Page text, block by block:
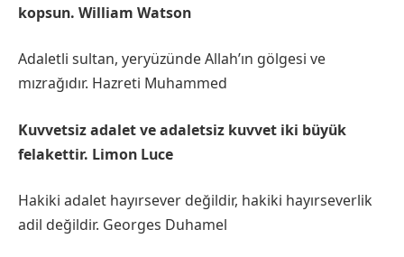
kopsun. William Watson
Adaletli sultan, yeryüzünde Allah’ın gölgesi ve
mızrağıdır. Hazreti Muhammed
Kuvvetsiz adalet ve adaletsiz kuvvet iki büyük
felakettir. Limon Luce
Hakiki adalet hayırsever değildir, hakiki hayırseverlik
adil değildir. Georges Duhamel